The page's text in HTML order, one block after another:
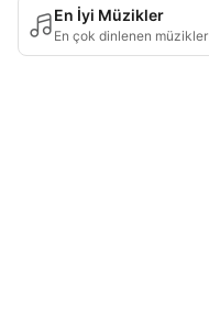
En İyi Müzikler
En çok dinlenen müzikler